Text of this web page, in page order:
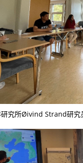
究所Øivind Strand研究